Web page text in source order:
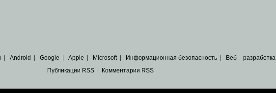
Android Google Apple Microsoft| Информационная безопасность
Веб – разработка
Публикации RSS| Комментарии RSS